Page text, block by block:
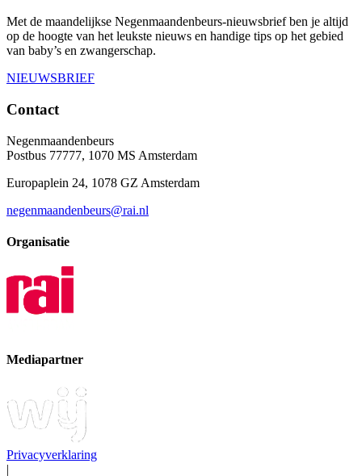
Met de maandelijkse Negenmaandenbeurs-nieuwsbrief ben je altijd
op de hoogte van het leukste nieuws en handige tips op het gebied
van baby’s en zwangerschap.
NIEUWSBRIEF
Contact
Negenmaandenbeurs
Postbus 77777, 1070 MS Amsterdam
Europaplein 24, 1078 GZ Amsterdam
negenmaandenbeurs@rai.nl
Organisatie
Mediapartner
Privacyverklaring
|